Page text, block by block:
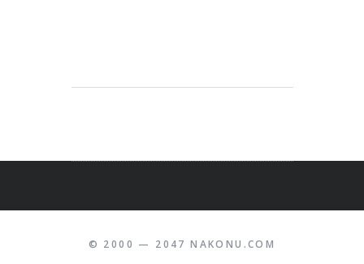
© 2000 — 2047 NAKONU.COM